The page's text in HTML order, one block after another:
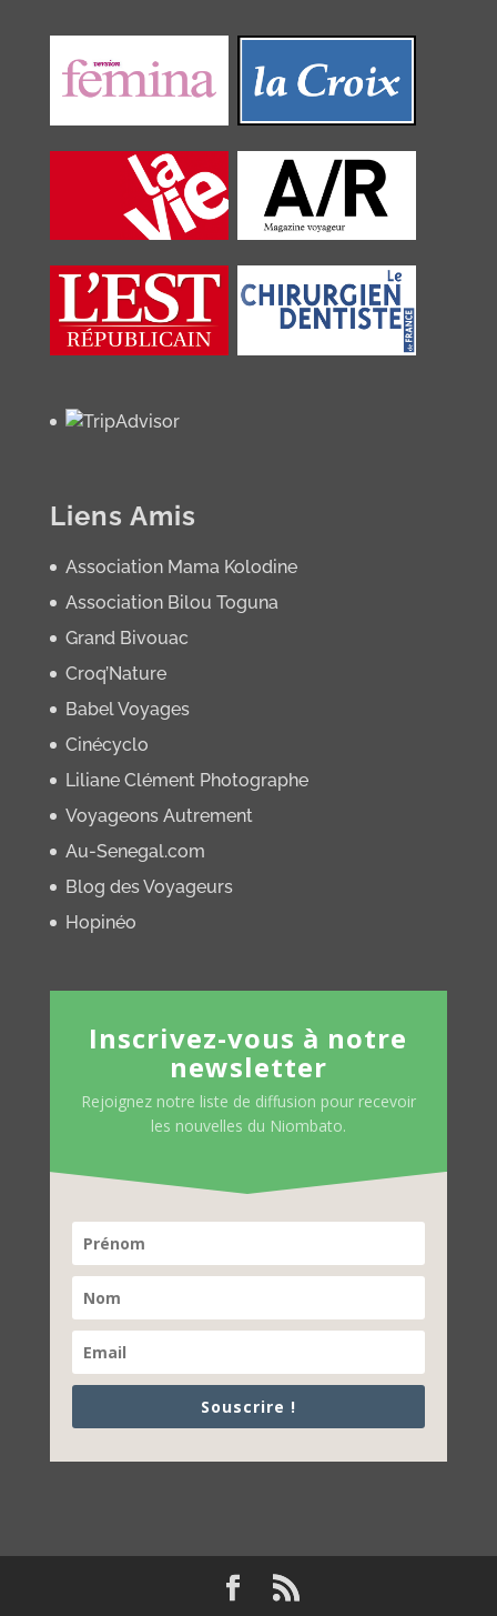
Liens Amis
Association Mama Kolodine
Association Bilou Toguna
Grand Bivouac
Croq’Nature
Babel Voyages
Cinécyclo
Liliane Clément Photographe
Voyageons Autrement
Au-Senegal.com
Blog des Voyageurs
Hopinéo
Inscrivez-vous à notre
newsletter
Rejoignez notre liste de diffusion pour recevoir
les nouvelles du Niombato.
Souscrire !